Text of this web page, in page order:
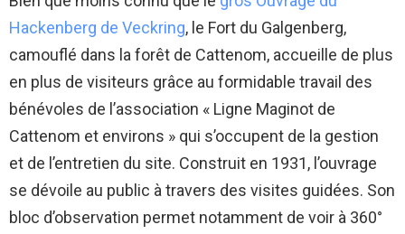
Hackenberg de Veckring, le Fort du Galgenberg,
camouflé dans la forêt de Cattenom, accueille de plus
en plus de visiteurs grâce au formidable travail des
bénévoles de l’association « Ligne Maginot de
Cattenom et environs » qui s’occupent de la gestion
et de l’entretien du site. Construit en 1931, l’ouvrage
se dévoile au public à travers des visites guidées. Son
bloc d’observation permet notamment de voir à 360°